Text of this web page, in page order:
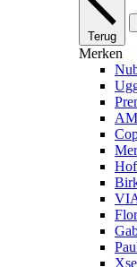
Terug
Merken